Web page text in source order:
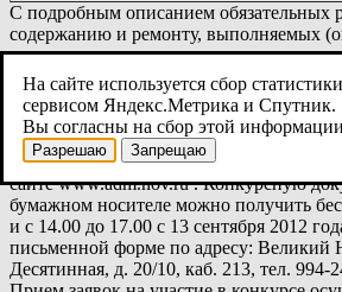
С подробным описанием обязательных
содержанию и ремонту, выполняемых
договору управления
представленным в приложении №2 к
документации открытого конкурса по
организации для управления
ознакомится на сайте Администрации
Конкурсная документация в
сайте www.adm.nov.ru . Конкурсную
бумажном носителе можно получить
и с 14.00 до 17.00 с 13 сентября 2012
письменной форме по адресу: Великий
Десятинная, д. 20/10, каб. 213, тел. 994-
На сайте используется сбор
сервисом Яндекс.Метрика и Спутник.
Вы согласны на сбор этой
Разрешаю Запрещаю